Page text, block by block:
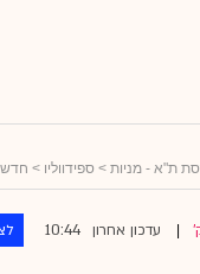
ת"א - מניות > ספידווליו >
עדכון אחרון 10:44